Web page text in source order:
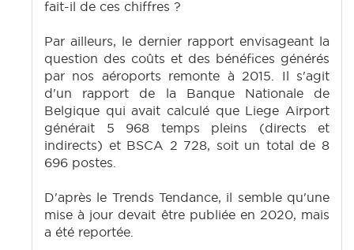
fait-il de ces chiffres ?
Par ailleurs, le dernier rapport envisageant la
question des coûts et des bénéfices générés
par nos aéroports remonte à 2015. Il s'agit
d'un rapport de la Banque Nationale de
Belgique qui avait calculé que Liege Airport
générait 5 968 temps pleins (directs et
indirects) et BSCA 2 728, soit un total de 8
696 postes.
D'après le Trends Tendance, il semble qu'une
mise à jour devait être publiée en 2020, mais
a été reportée.